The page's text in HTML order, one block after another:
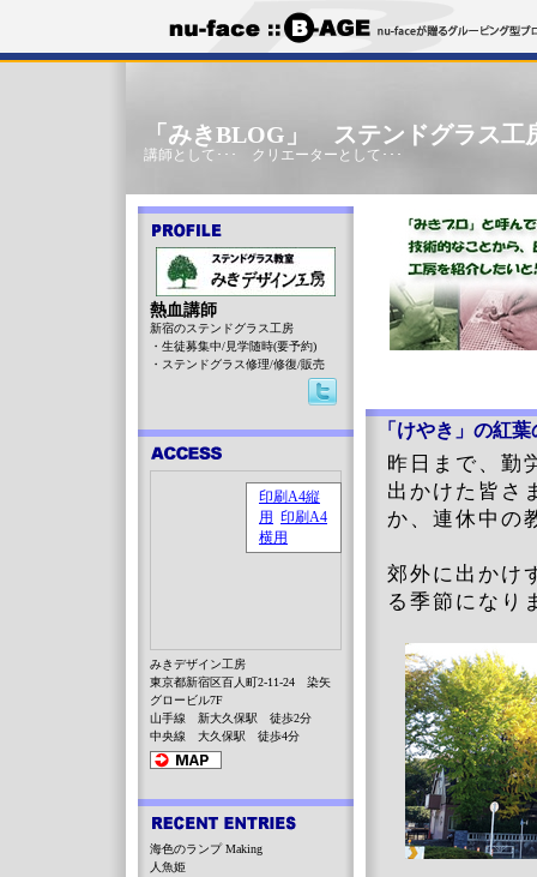
「みきBLOG」 ステンドグラス工
講師として･･･ クリエーターとして･･･
「けやき」の紅
昨日まで、勤
出かけた皆さ
か、連休中の
郊外に出かけ
る季節になり
熱血講師
新宿のステンドグラス工房
・生徒募集中/見学随時(要予約)
・ステンドグラス修理/修復/販売
みきデザイン工房
東京都新宿区百人町2-11-24 染矢
グロービル7F
山手線 新大久保駅 徒歩2分
中央線 大久保駅 徒歩4分
海色のランプ Making
人魚姫